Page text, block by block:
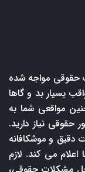
حقوقی مواجه شده
بسیار بد و گاها
مواقعی شما به
نیاز دارید.
دقیق و موشکافانه
اعلام می کند. لازم